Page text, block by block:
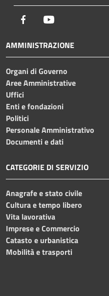
Facebook
AMMINISTRAZIONE
Organi di Governo
Aree Amministrative
Uffici
Enti e fondazioni
Politici
Personale Amministrativo
Documenti e dati
CATEGORIE DI SERVIZIO
Anagrafe e stato civile
Cultura e tempo libero
Vita lavorativa
Imprese e Commercio
Catasto e urbanistica
Mobilità e trasporti